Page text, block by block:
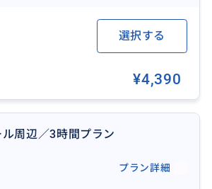
いお店や見たい商品等を教えて下
ない場合は当日お申し出くださ
ンでも大丈夫です。
わせしてサービスを提供いたしま
選択する
¥4,390
周辺／3時間プラン
プラン詳細